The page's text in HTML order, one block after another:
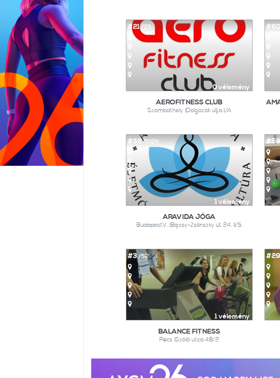
0 vélemény
#21/23
AEROFITNESS CLUB
Szombathely |Dolgozók útja 1/A
1 vélemény
#32/1025
ARAVIDA JÓGA
BudapestV. |Bajcsy-Zsilinszky út 24. II/5.
1 vélemény
#3/52
BALANCE FITNESS
Pécs |Szőlő utca 48/2